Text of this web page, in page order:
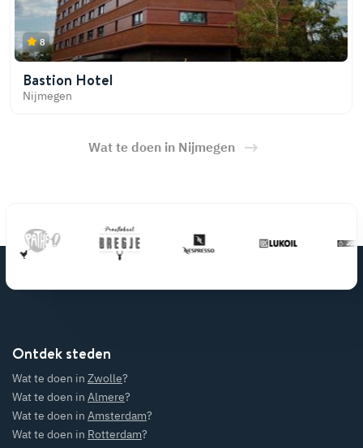
8
Bastion Hotel
Nijmegen
Wat te doen in Nijmegen
Ontdek steden
Wat te doen in Zwolle?
Wat te doen in Almere?
Wat te doen in Amsterdam?
Wat te doen in Rotterdam?